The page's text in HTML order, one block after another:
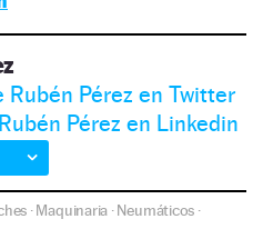
Rubén Pérez en Twitter
Pérez en Linkedin
·Maquinaria ·Neumáticos ·